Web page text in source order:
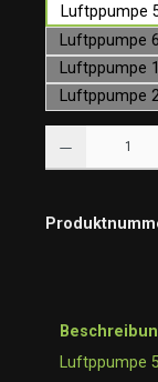
Luftppumpe
Luftppumpe
Luftppumpe
Luftppumpe
Luftppumpe